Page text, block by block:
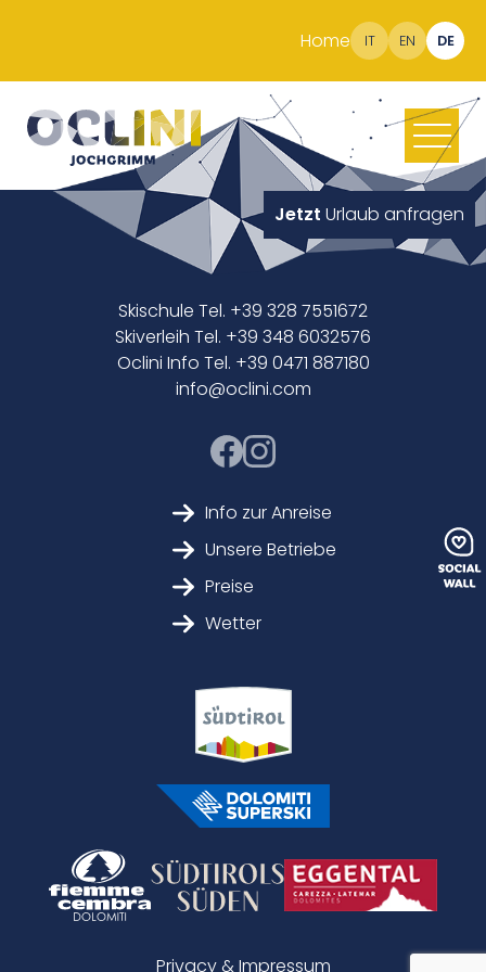
Home IT EN DE
Jetzt Urlaub anfragen
Skischule Tel. +39 328 7551672
Skiverleih Tel. +39 348 6032576
Oclini Info Tel. +39 0471 887180
info@oclini.com
Info zur Anreise
Unsere Betriebe
Preise
Wetter
Privacy & Impressum